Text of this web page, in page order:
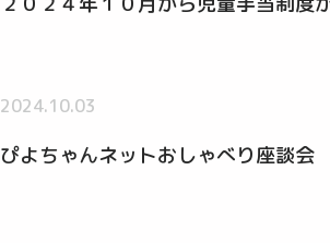
2024.10.03
ぴよちゃんネットおしゃべり座談会